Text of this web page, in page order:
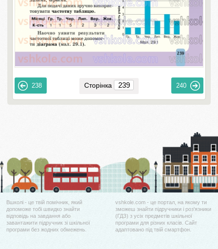
238 Сторінка 240
Вшколі - це твій помічник, який
допоможе тобі швидко знайти
відповідь на завдання або
завантажити підручник зі шкільної
програми без жодних обмежень.
vshkole.com - це портал, на якому ти
зможеш знайти підручники і роз'язники
(ГДЗ) з усіх предметів шкільної
програми для різних класів. Сайт
адаптовано під твій смартфон.